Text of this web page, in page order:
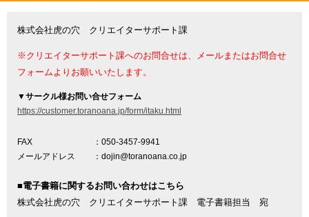
株式会社虎の穴 クリエイターサポート課
※クリエイターサポート課へのお問合せは、メールまたはお問合せ
フォームよりお願いいたします。
▼サークル様お問い合せフォーム
https://customer.toranoana.jp/form/itaku.html
FAX
：050-3457-9941
メールアドレス
：dojin@toranoana.co.jp
■電子書籍に関するお問い合わせはこちら
株式会社虎の穴 クリエイターサポート課 電子書籍担当 宛